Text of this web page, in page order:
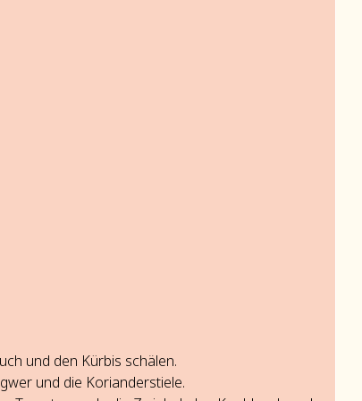
und den Kürbis schälen.
und die Korianderstiele.